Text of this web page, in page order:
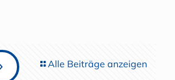
Alle Beiträge anzeigen